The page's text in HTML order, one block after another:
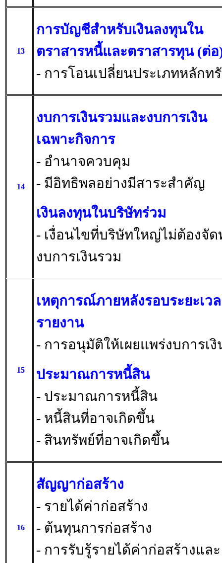
13
การบัญชีสำหรับเงินลงทุนใน
ตราสารหนี้และตราสารทุน (ต่อ
- การโอนเปลี่ยนประเภทหลักท
14
งบการเงินรวมและงบการเงิน
เฉพาะกิจการ
- อำนาจควบคุม
- มีอิทธิพลอย่างมีสาระสำคัญ
เงินลงทุนในบริษัทร่วม
- เงื่อนไขที่บริษัทใหญ่ไม่ต้องจัด
งบการเงินรวม
15
เหตุการณ์ภายหลังรอบระยะเว
รายงาน
- การอนุมัติให้เผยแพร่งบการเงิ
ประมาณการหนี้สิน
- ประมาณการหนี้สิน
- หนี้สินที่อาจเกิดขึ้น
- สินทรัพย์ที่อาจเกิดขึ้น
16
สัญญาก่อสร้าง
- รายได้ค่าก่อสร้าง
- ต้นทุนการก่อสร้าง
- การรับรู้รายได้ค่าก่อสร้างและ